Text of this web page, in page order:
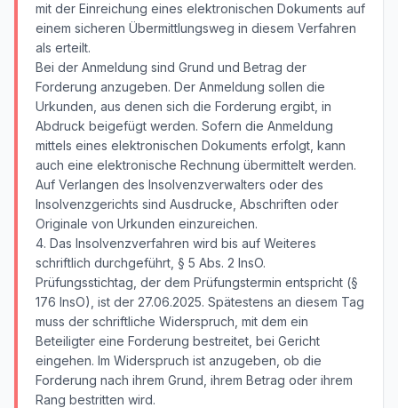
mit der Einreichung eines elektronischen Dokuments auf
einem sicheren Übermittlungsweg in diesem Verfahren
als erteilt.
Bei der Anmeldung sind Grund und Betrag der
Forderung anzugeben. Der Anmeldung sollen die
Urkunden, aus denen sich die Forderung ergibt, in
Abdruck beigefügt werden. Sofern die Anmeldung
mittels eines elektronischen Dokuments erfolgt, kann
auch eine elektronische Rechnung übermittelt werden.
Auf Verlangen des Insolvenzverwalters oder des
Insolvenzgerichts sind Ausdrucke, Abschriften oder
Originale von Urkunden einzureichen.
4. Das Insolvenzverfahren wird bis auf Weiteres
schriftlich durchgeführt, § 5 Abs. 2 InsO.
Prüfungsstichtag, der dem Prüfungstermin entspricht (§
176 InsO), ist der 27.06.2025. Spätestens an diesem Tag
muss der schriftliche Widerspruch, mit dem ein
Beteiligter eine Forderung bestreitet, bei Gericht
eingehen. Im Widerspruch ist anzugeben, ob die
Forderung nach ihrem Grund, ihrem Betrag oder ihrem
Rang bestritten wird.